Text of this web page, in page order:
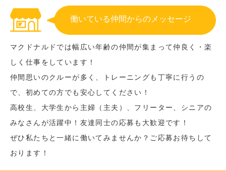
働いている仲間からのメッセージ
マクドナルドでは幅広い年齢の仲間が集まって仲良く・楽
しく仕事をしています！
仲間思いのクルーが多く、トレーニングも丁寧に行うの
で、初めての方でも安心してください！
高校生、大学生から主婦（主夫）、フリーター、シニアの
みなさんが活躍中！友達同士の応募も大歓迎です！
ぜひ私たちと一緒に働いてみませんか？ご応募お待ちして
おります！